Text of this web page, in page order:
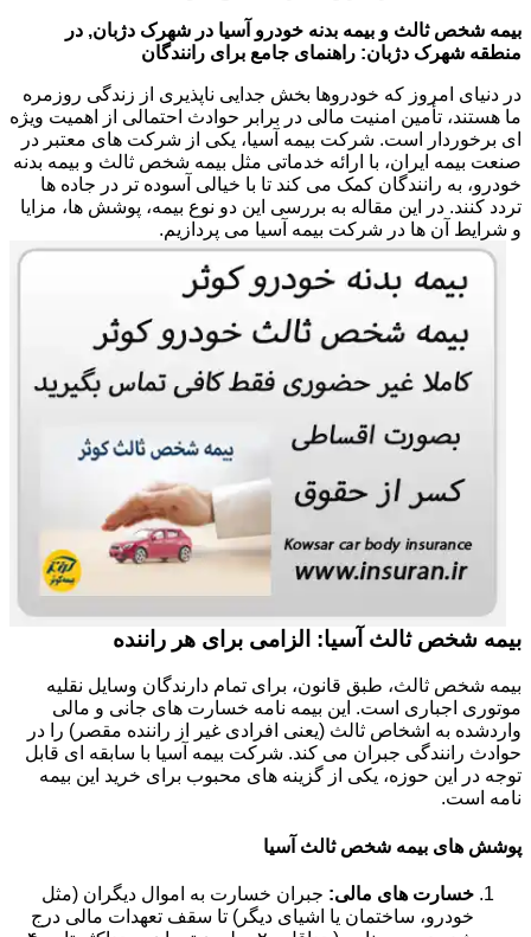
بیمه شخص ثالث و بیمه بدنه خودرو آسیا در شهرک دژبان, در
منطقه شهرک دژبان: راهنمای جامع برای رانندگان
در دنیای امروز که خودروها بخش جدایی ناپذیری از زندگی روزمره
ما هستند، تأمین امنیت مالی در برابر حوادث احتمالی از اهمیت ویژه
ای برخوردار است. شرکت بیمه آسیا، یکی از شرکت های معتبر در
صنعت بیمه ایران، با ارائه خدماتی مثل بیمه شخص ثالث و بیمه بدنه
خودرو، به رانندگان کمک می کند تا با خیالی آسوده تر در جاده ها
تردد کنند. در این مقاله به بررسی این دو نوع بیمه، پوشش ها، مزایا
و شرایط آن ها در شرکت بیمه آسیا می پردازیم.
بیمه شخص ثالث آسیا: الزامی برای هر راننده
بیمه شخص ثالث، طبق قانون، برای تمام دارندگان وسایل نقلیه
موتوری اجباری است. این بیمه نامه خسارت های جانی و مالی
واردشده به اشخاص ثالث (یعنی افرادی غیر از راننده مقصر) را در
حوادث رانندگی جبران می کند. شرکت بیمه آسیا با سابقه ای قابل
توجه در این حوزه، یکی از گزینه های محبوب برای خرید این بیمه
نامه است.
پوشش های بیمه شخص ثالث آسیا
خسارت های مالی: جبران خسارت به اموال دیگران (مثل
خودرو، ساختمان یا اشیای دیگر) تا سقف تعهدات مالی درج